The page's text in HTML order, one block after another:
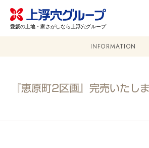
愛媛の土地・家さがしなら上浮穴グループ
INFORMATION
『恵原町2区画』完売いたし